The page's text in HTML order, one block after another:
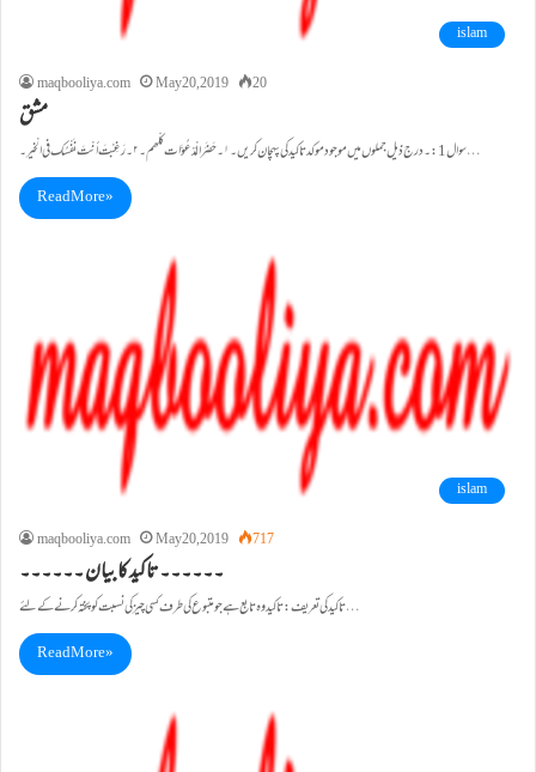
islam
maqbooliya.com
May 20, 2019 20
مشق
سوال1:۔درج ذیل جملوں میں موجود موکد تاکید کی پہچان کریں ۔ ۱۔حَضَرَالْمَدْعُوَّات کلّھم۔ ۲۔رَغِبْتَ أنْتَ نَفْسُک فی الْخیر۔…
Read More »
islam
maqbooliya.com
May 20, 2019 717
۔۔۔۔۔۔تاکید کا بیان ۔۔۔۔۔۔
تاکید کی تعریف: تاکیدوہ تابع ہے جو متبوع کی طرف کسی چیزکی نسبت کو پختہ کرنے کے لئے…
Read More »